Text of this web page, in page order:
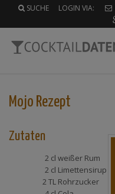
SUCHE LOGIN VIA:
Mojo Rezept
Zutaten
2 cl weißer Rum
2 cl Limettensirup
2 TL Rohrzucker